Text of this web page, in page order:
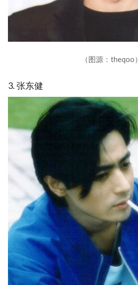
（图源：theqoo）
3. 张东健